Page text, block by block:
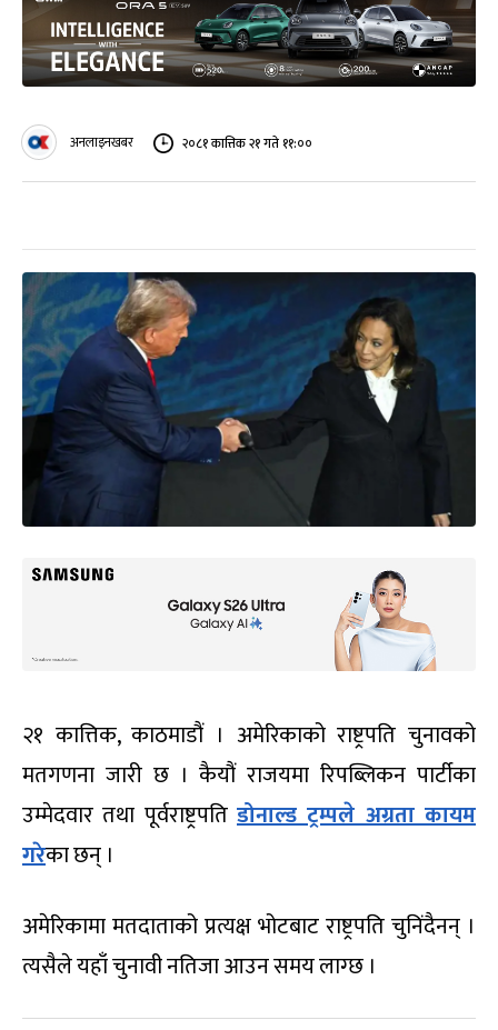
अनलाइनखबर २०८१ कात्तिक २१ गते ११:००
२१ कात्तिक, काठमाडौं । अमेरिकाको राष्ट्रपति चुनावको
मतगणना जारी छ । कैयौं राजयमा रिपब्लिकन पार्टीका
उम्मेदवार तथा पूर्वराष्ट्रपति डोनाल्ड ट्रम्पले अग्रता कायम
गरेका छन् ।
अमेरिकामा मतदाताको प्रत्यक्ष भोटबाट राष्ट्रपति चुनिंदैनन् ।
त्यसैले यहाँ चुनावी नतिजा आउन समय लाग्छ ।